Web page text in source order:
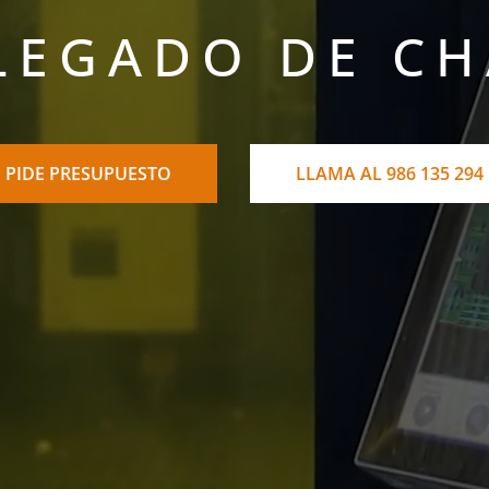
DE
PIDE PRESUPUESTO LLAMA AL 986 135 294